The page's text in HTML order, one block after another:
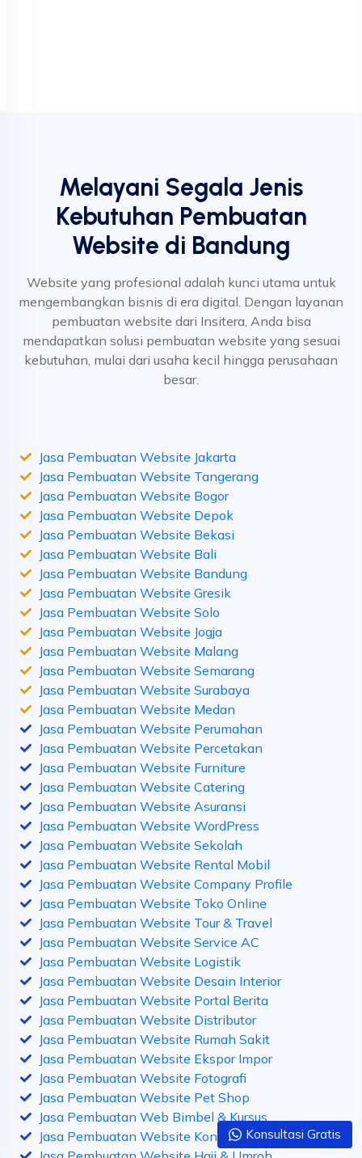
Melayani Segala Jenis
Kebutuhan Pembuatan
Website di Bandung
Website yang profesional adalah kunci utama untuk
mengembangkan bisnis di era digital. Dengan layanan
pembuatan website dari Insitera, Anda bisa
mendapatkan solusi pembuatan website yang sesuai
kebutuhan, mulai dari usaha kecil hingga perusahaan
besar.
Jasa Pembuatan Website Jakarta
Jasa Pembuatan Website Tangerang
Jasa Pembuatan Website Bogor
Jasa Pembuatan Website Depok
Jasa Pembuatan Website Bekasi
Jasa Pembuatan Website Bali
Jasa Pembuatan Website Bandung
Jasa Pembuatan Website Gresik
Jasa Pembuatan Website Solo
Jasa Pembuatan Website Jogja
Jasa Pembuatan Website Malang
Jasa Pembuatan Website Semarang
Jasa Pembuatan Website Surabaya
Jasa Pembuatan Website Medan
Jasa Pembuatan Website Perumahan
Jasa Pembuatan Website Percetakan
Jasa Pembuatan Website Furniture
Jasa Pembuatan Website Catering
Jasa Pembuatan Website Asuransi
Jasa Pembuatan Website WordPress
Jasa Pembuatan Website Sekolah
Jasa Pembuatan Website Rental Mobil
Jasa Pembuatan Website Company Profile
Jasa Pembuatan Website Toko Online
Jasa Pembuatan Website Tour & Travel
Jasa Pembuatan Website Service AC
Jasa Pembuatan Website Logistik
Jasa Pembuatan Website Desain Interior
Jasa Pembuatan Website Portal Berita
Jasa Pembuatan Website Distributor
Jasa Pembuatan Website Rumah Sakit
Jasa Pembuatan Website Ekspor Impor
Jasa Pembuatan Website Fotografi
Jasa Pembuatan Website Pet Shop
Jasa Pembuatan Web Bimbel & Kursus
Jasa Pembuatan Website KontraktorKonsultasi Gratis